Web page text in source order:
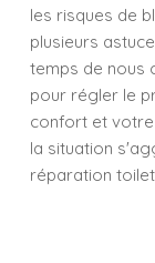
les risques de
plusieurs
temps de nous
pour régler le
confort et votre
la situation
réparation